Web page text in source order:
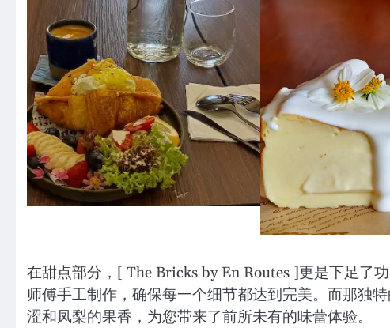
在甜点部分，[ The Bricks by En Routes ]更是下足了
师傅手工制作，确保每一个细节都达到完美。而那独
涩和凤梨的果香，为您带来了前所未有的味蕾体验。